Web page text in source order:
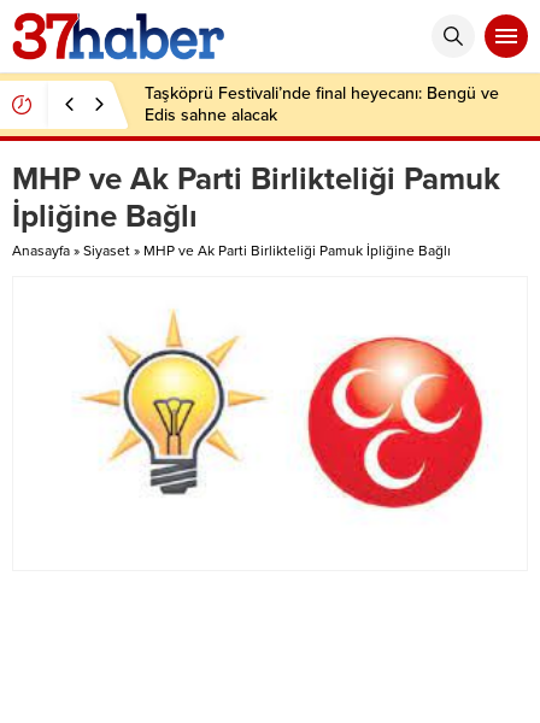
Taşköprü Festivali’nde final heyecanı: Bengü ve
Edis sahne alacak
MHP ve Ak Parti Birlikteliği Pamuk
İpliğine Bağlı
Anasayfa » Siyaset » MHP ve Ak Parti Birlikteliği Pamuk İpliğine Bağlı